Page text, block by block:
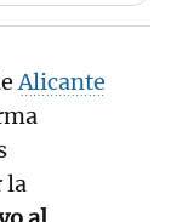
Alicante
la